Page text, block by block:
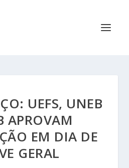
UEFS, UNEB
APROVAM
EM DIA DE
GERAL